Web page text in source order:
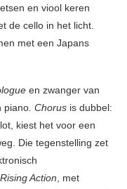
en viool keren
de cello in het licht.
met een Japans
en zwanger van
piano. Chorus is dubbel:
kiest het voor een
Die tegenstelling zet
Rising Action, met